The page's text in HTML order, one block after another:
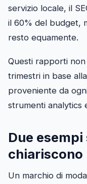
servizio locale, il
il 60% del budget,
resto equamente.
Questi rapporti
trimestri in base
proveniente da
strumenti analytics
Due
chiariscono
Un marchio di